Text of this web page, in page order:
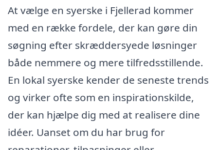
At vælge en syerske i Fjellerad kommer
med en række fordele, der kan gøre din
søgning efter skræddersyede løsninger
både nemmere og mere tilfredsstillende.
En lokal syerske kender de seneste trends
og virker ofte som en inspirationskilde,
der kan hjælpe dig med at realisere dine
idéer. Uanset om du har brug for